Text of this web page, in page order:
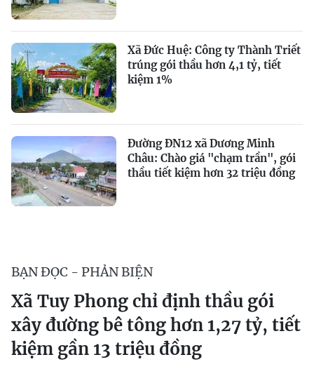
Xã Đức Huệ: Công ty Thành Triết
trúng gói thầu hơn 4,1 tỷ, tiết
kiệm 1%
Đường ĐN12 xã Dương Minh
Châu: Chào giá "chạm trần", gói
thầu tiết kiệm hơn 32 triệu đồng
BẠN ĐỌC - PHẢN BIỆN
Xã Tuy Phong chỉ định thầu gói
xây đường bê tông hơn 1,27 tỷ, tiết
kiệm gần 13 triệu đồng